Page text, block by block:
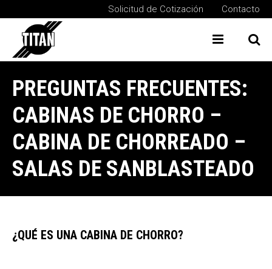
Solicitud de Cotización Contacto
PREGUNTAS FRECUENTES:
CABINAS DE CHORRO –
CABINA DE CHORREADO –
SALAS DE SANBLASTEADO
¿QUÉ ES UNA CABINA DE CHORRO?